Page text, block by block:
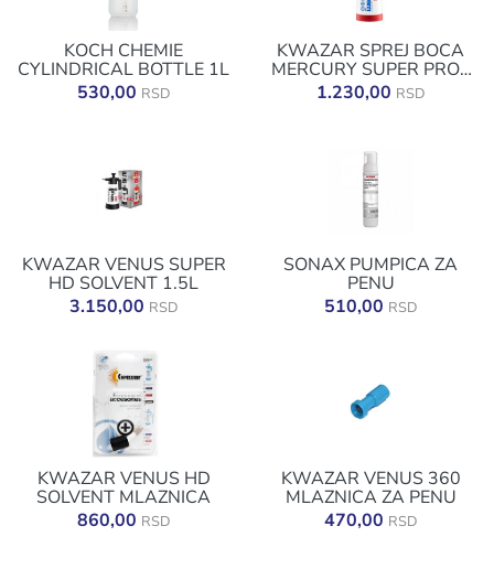
KOCH CHEMIE
CYLINDRICAL BOTTLE 1L
530,00 RSD
KWAZAR SPREJ BOCA
MERCURY SUPER PRO+
360 1L CRVENA
1.230,00 RSD
KWAZAR VENUS SUPER
HD SOLVENT 1.5L
3.150,00 RSD
SONAX PUMPICA ZA
PENU
510,00 RSD
KWAZAR VENUS HD
SOLVENT MLAZNICA
860,00 RSD
KWAZAR VENUS 360
MLAZNICA ZA PENU
470,00 RSD